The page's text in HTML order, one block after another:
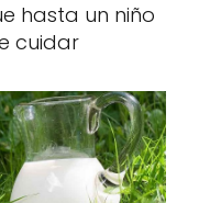
hasta un niño
cuidar